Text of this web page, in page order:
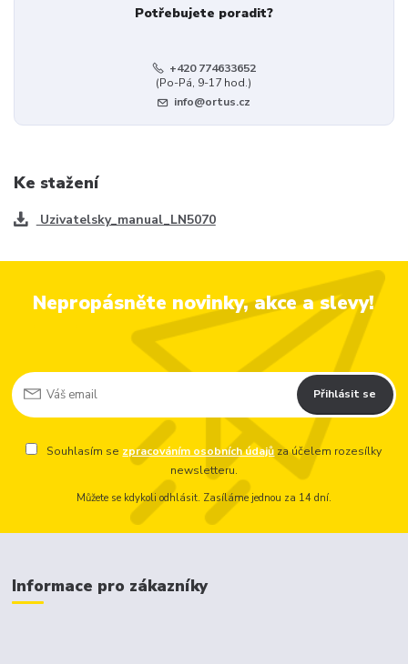
Potřebujete poradit?
+420 774633652
(Po-Pá, 9-17 hod.)
info@ortus.cz
Ke stažení
Uzivatelsky_manual_LN5070
Nepropásněte novinky, akce a slevy!
Přihlásit se
Souhlasím se zpracováním osobních údajů za účelem rozesílky
newsletteru.
Můžete se kdykoli odhlásit. Zasíláme jednou za 14 dní.
Informace pro zákazníky